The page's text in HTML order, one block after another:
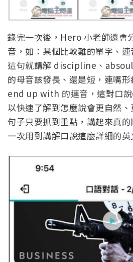
錄完一次後，Hero 小老師還會
音，如：某個比較難的單字、
這句就講解 discipline、
的母音該發長、還是短，連嘴
end up with 的連音，這對口
以快速了解到怎麼說會更自然
句子只要抓到重點，講起來真
一次用到講解口說這麼詳細的英